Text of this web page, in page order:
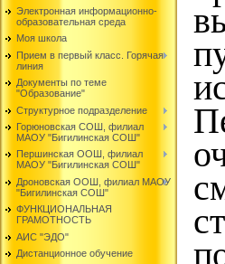
Электронная информационно-
образовательная среда
Моя школа
Прием в первый класс. Горячая
линия
Документы по теме
"Образование"
Структурное подразделение
Горюновская СОШ, филиал
МАОУ "Бигилинская СОШ"
Першинская ООШ, филиал
МАОУ "Бигилинская СОШ"
Дроновская ООШ, филиал МАОУ
"Бигилинская СОШ"
ФУНКЦИОНАЛЬНАЯ
ГРАМОТНОСТЬ
АИС "ЭДО"
Дистанционное обучение